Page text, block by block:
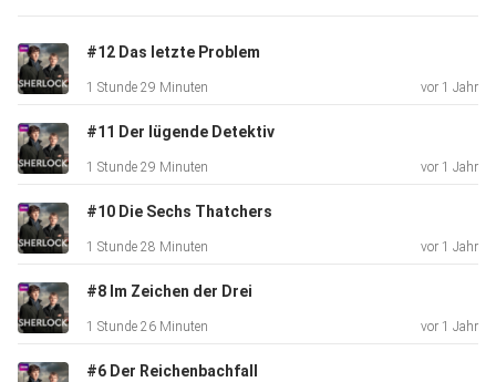
#12 Das letzte Problem
1 Stunde 29 Minuten vor 1 Jahr
#11 Der lügende Detektiv
1 Stunde 29 Minuten vor 1 Jahr
#10 Die Sechs Thatchers
1 Stunde 28 Minuten vor 1 Jahr
#8 Im Zeichen der Drei
1 Stunde 26 Minuten vor 1 Jahr
#6 Der Reichenbachfall